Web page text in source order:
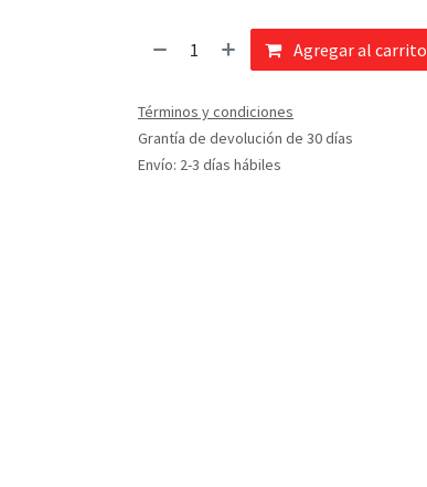
Agregar al carrito
Términos y condiciones
Grantía de devolución de 30 días
Envío: 2-3 días hábiles